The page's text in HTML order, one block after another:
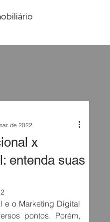
x
entenda suas
de 2022
e o Marketing Digital
pontos. Porém,